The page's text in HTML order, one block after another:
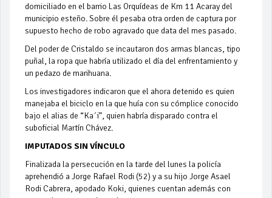
domiciliado en el barrio Las Orquídeas de Km 11 Acaray del
municipio esteño. Sobre él pesaba otra orden de captura por
supuesto hecho de robo agravado que data del mes pasado.
Del poder de Cristaldo se incautaron dos armas blancas, tipo
puñal, la ropa que habría utilizado el día del enfrentamiento y
un pedazo de marihuana.
Los investigadores indicaron que el ahora detenido es quien
manejaba el biciclo en la que huía con su cómplice conocido
bajo el alias de “Ka´i”, quien habría disparado contra el
suboficial Martín Chávez.
IMPUTADOS SIN VÍNCULO
Finalizada la persecución en la tarde del lunes la policía
aprehendió a Jorge Rafael Rodi (52) y a su hijo Jorge Asael
Rodi Cabrera, apodado Koki, quienes cuentan además con